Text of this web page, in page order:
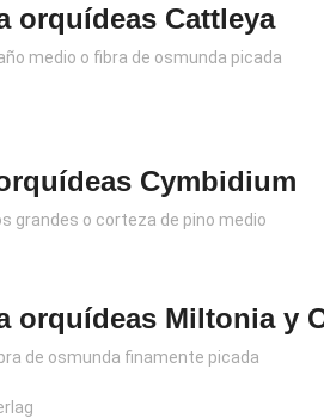
orquídeas Cattleya
medio o fibra de osmunda picada
Cymbidium
grandes o corteza de pino medio
orquídeas Miltonia y
de osmunda finamente picada